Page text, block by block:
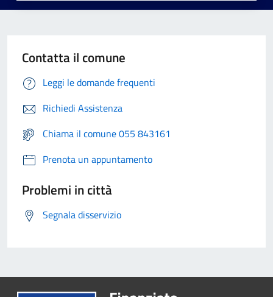
Contatta il comune
Leggi le domande frequenti
Richiedi Assistenza
Chiama il comune 055 843161
Prenota un appuntamento
Problemi in città
Segnala disservizio